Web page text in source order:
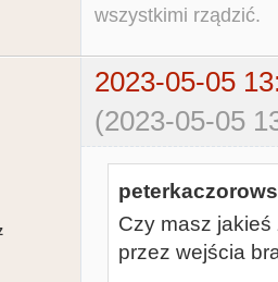
wszystkimi rządzić.
2023-05-05
(2023-05-05
Czy masz
przez wejścia